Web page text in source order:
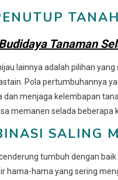
Tanaman
lainnya adalah pilihan
Pola pertumbuhannya
menjaga kelembapan
memanen selada
SALING
tumbuh dengan
hama-hama yang sering